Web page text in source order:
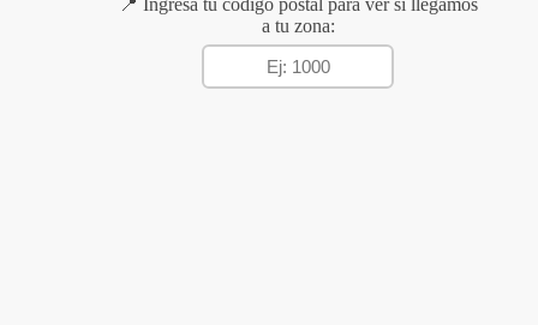
📍 Ingresá tu código postal para ver si llegamos
a tu zona: